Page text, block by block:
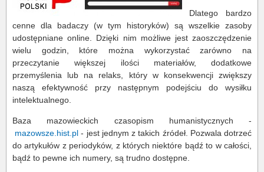
Dlatego bardzo
cenne dla badaczy (w tym historyków) są wszelkie zasoby
udostępniane online. Dzięki nim możliwe jest zaoszczędzenie
wielu godzin, które można wykorzystać zarówno na
przeczytanie większej ilości materiałów, dodatkowe
przemyślenia lub na relaks, który w konsekwencji zwiększy
naszą efektywność przy następnym podejściu do wysiłku
intelektualnego.
Baza mazowieckich czasopism humanistycznych -
mazowsze.hist.pl - jest jednym z takich źródeł. Pozwala dotrzeć
do artykułów z periodyków, z których niektóre bądź to w całości,
bądź to pewne ich numery, są trudno dostępne.